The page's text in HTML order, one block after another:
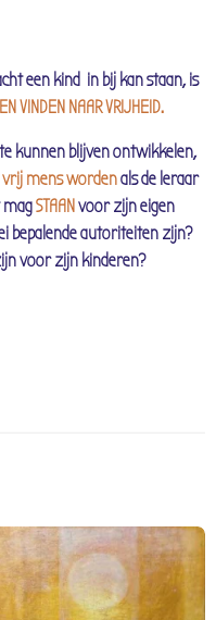
een kind in bij kan staan, is
VINDEN NAAR VRIJHEID.
kunnen blijven ontwikkelen,
vrij mens wordenals de leraar
magSTAAN voor zijn eigen
bepalende autoriteiten zijn?
voor zijn kinderen?